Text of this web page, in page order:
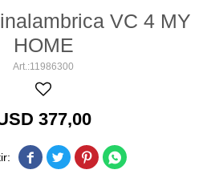
VC 4 MY
HOME
11986300
377,00
   